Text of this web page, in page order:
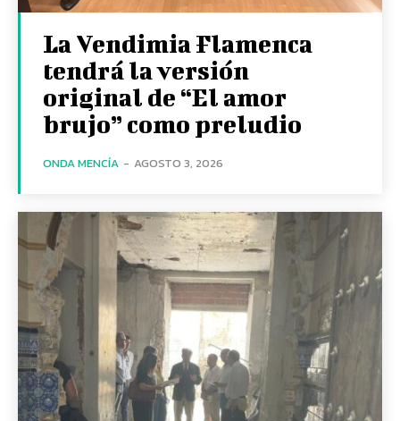
La Vendimia Flamenca
tendrá la versión
original de “El amor
brujo” como preludio
ONDA MENCÍA - AGOSTO 3, 2026